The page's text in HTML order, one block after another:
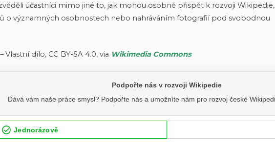
účastníci mimo jiné to, jak mohou osobně přispět k rozvoji Wikipedie,
o významných osobnostech nebo nahráváním fotografií pod svobodnou
dílo, CC BY-SA 4.0, via Wikimedia Commons